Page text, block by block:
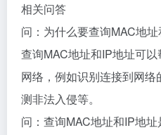
相关问答
问：为什么要查询MAC地址
查询MAC地址和IP地址可
网络，例如识别连接到网
测非法入侵等。
问：查询MAC地址和IP地